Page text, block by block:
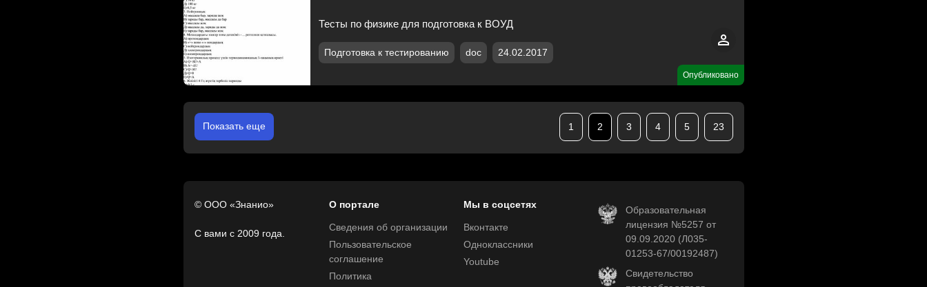
Опубликовано
Тесты по физике для подготовка к ВОУД
Подготовка к тестированию doc 24.02.2017
Показать еще 1 2 3 4 5 23
© ООО «Знанио»
С вами с 2009 года.
О портале
Сведения об организации
Пользовательское
соглашение
Политика
Мы в соцсетях
Вконтакте
Одноклассники
Youtube
Образовательная
лицензия №5257 от
09.09.2020 (Л035-
01253-67/00192487)
Свидетельство